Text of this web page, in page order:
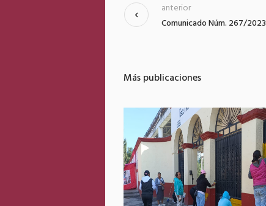
Comunicado Núm. 267/2023
anterior
Más publicaciones